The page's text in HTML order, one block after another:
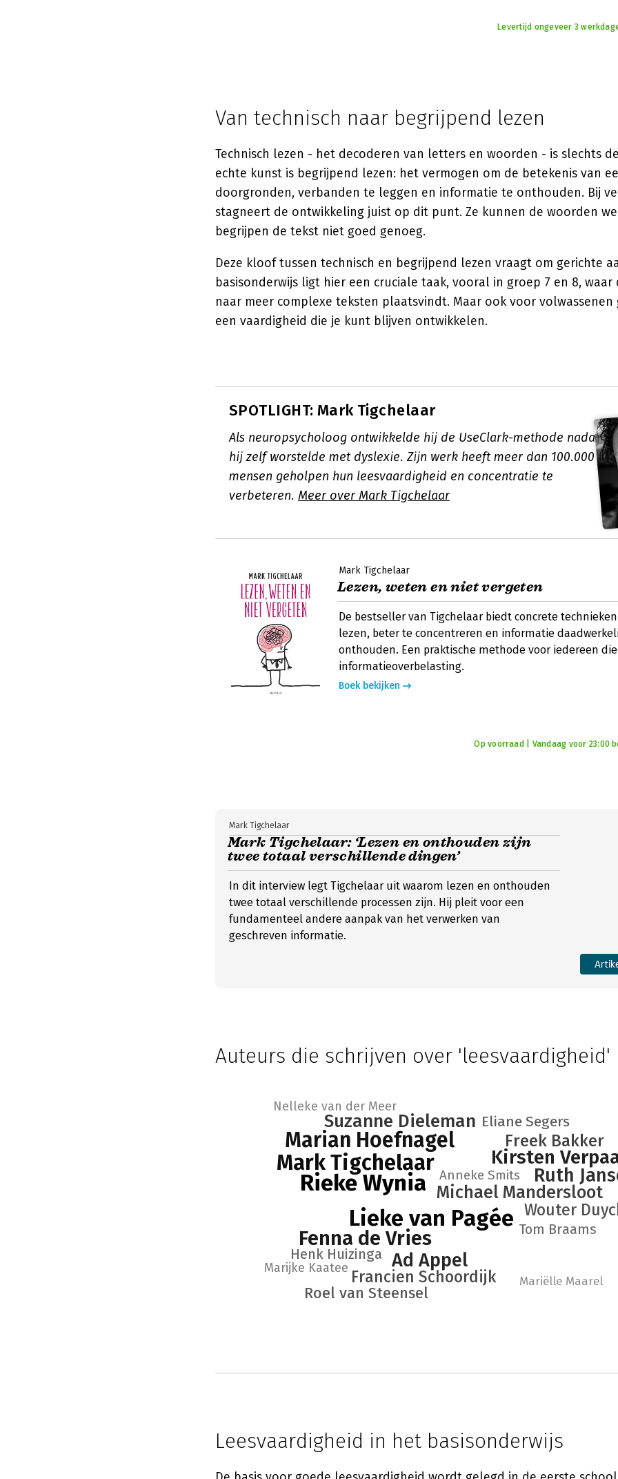
Levertijd ongeveer 3
Van technisch naar begrijpend lezen
Technisch lezen - het decoderen van letters en woorden - is slechts
echte kunst is begrijpend lezen: het vermogen om de betekenis van
doorgronden, verbanden te leggen en informatie te onthouden. Bij
stagneert de ontwikkeling juist op dit punt. Ze kunnen de woorden
begrijpen de tekst niet goed genoeg.
Deze kloof tussen technisch en begrijpend lezen vraagt om gerichte
basisonderwijs ligt hier een cruciale taak, vooral in groep 7 en 8, waar
naar meer complexe teksten plaatsvindt. Maar ook voor volwassenen
een vaardigheid die je kunt blijven ontwikkelen.
SPOTLIGHT: Mark Tigchelaar
Als neuropsycholoog ontwikkelde hij de UseClark-methode nadat
hij zelf worstelde met dyslexie. Zijn werk heeft meer dan 100.000
mensen geholpen hun leesvaardigheid en concentratie te
verbeteren. Meer over Mark Tigchelaar
Mark Tigchelaar
Lezen, weten en niet vergeten
De bestseller van Tigchelaar biedt concrete
lezen, beter te concentreren en informatie
onthouden. Een praktische methode voor iedereen
informatieoverbelasting.
Boek bekijken
Op voorraad | Vandaag voor 23:00
Mark Tigchelaar: ‘Lezen en onthouden zijn
twee totaal verschillende dingen’
Mark Tigchelaar
In dit interview legt Tigchelaar uit waarom lezen en onthouden
twee totaal verschillende processen zijn. Hij pleit voor een
fundamenteel andere aanpak van het verwerken van
geschreven informatie.
Auteurs die schrijven over 'leesvaardigheid'
Rieke Wynia
Lieke van Pagée
Mark Tigchelaar
Marian Hoefnagel
Fenna de Vries
Kirsten
Ad Appel
Ruth
Suzanne Dieleman
Michael Mandersloot
Freek Bakker
Francien Schoordijk
Wouter
Roel van Steensel
Eliane Segers
Henk Huizinga
Tom Braams
Anneke Smits
Marijke Kaatee
Nelleke van der Meer
Mariëlle Maarel
Leesvaardigheid in het basisonderwijs